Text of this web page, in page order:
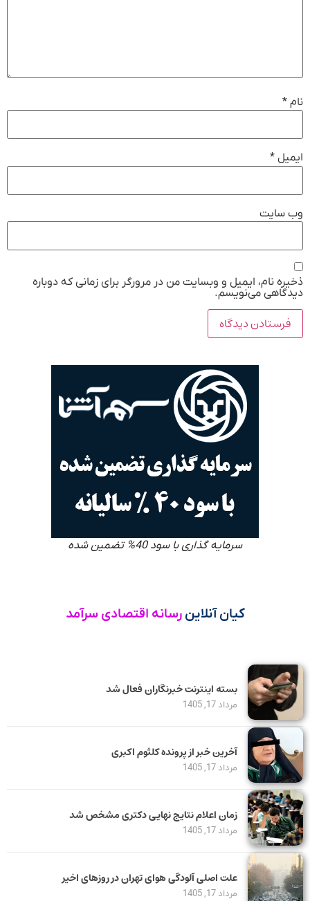
نام *
ایمیل *
وب‌ سایت
ذخیره نام، ایمیل و وبسایت من در مرورگر برای زمانی که دوباره
دیدگاهی می‌نویسم.
سرمایه گذاری با سود 40% تضمین شده
کیان آنلاین رسانه اقتصادی سرآمد
بسته اینترنت خبرنگاران فعال شد
مرداد 17, 1405
آخرین خبر از پرونده کلثوم اکبری
مرداد 17, 1405
زمان اعلام نتایج نهایی دکتری مشخص شد
مرداد 17, 1405
علت اصلی آلودگی هوای تهران در روزهای اخیر
مرداد 17, 1405